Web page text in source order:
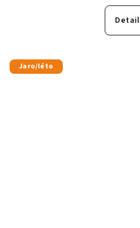
Detail
Jaro/léto